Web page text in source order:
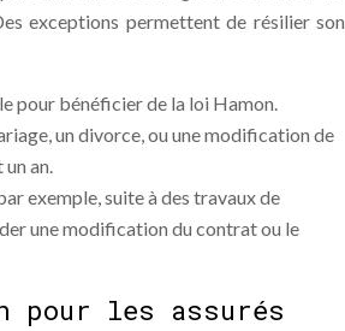
exceptions permettent de résilier son
pour bénéficier de la loi Hamon.
un divorce, ou une modification de
an.
exemple, suite à des travaux de
une modification du contrat ou le
pour les assurés